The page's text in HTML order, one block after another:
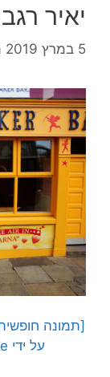
יאיר
5 במרץ 2019
על ידי Regan Vercruysse לאתר flickr]